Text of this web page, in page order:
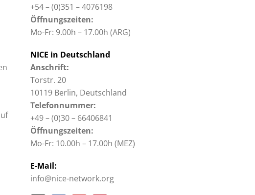
+54 – (0)351 – 4076198
Öffnungszeiten:
Mo-Fr: 9.00h – 17.00h (ARG)
NICE in Deutschland
Anschrift:
Torstr. 20
10119 Berlin, Deutschland
Telefonnummer:
+49 – (0)30 – 66406841
Öffnungszeiten:
Mo-Fr: 10.00h – 17.00h (MEZ)
E-Mail:
info@nice-network.org